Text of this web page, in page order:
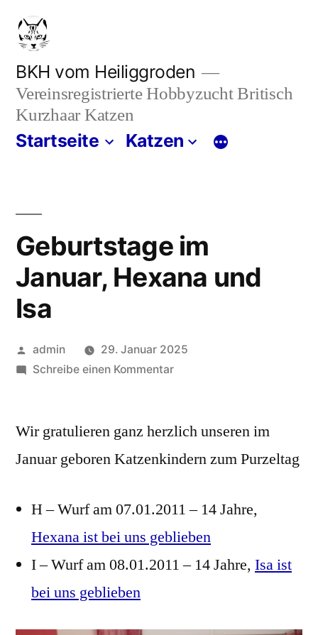
Inhalt
springen
BKH vom Heiliggroden
Vereinsregistrierte Hobbyzucht Britisch
Kurzhaar Katzen
Startseite Katzen
Geburtstage im
Januar, Hexana und
Isa
Veröffentlicht
von
admin
29. Januar 2025
Schreibe einen Kommentarzu
Januar,
und
Wir gratulieren ganz herzlich unseren im
Januar geboren Katzenkindern zum Purzeltag
H – Wurf am 07.01.2011 – 14 Jahre,
Hexana ist bei uns geblieben
I – Wurf am 08.01.2011 – 14 Jahre, Isa ist
bei uns geblieben